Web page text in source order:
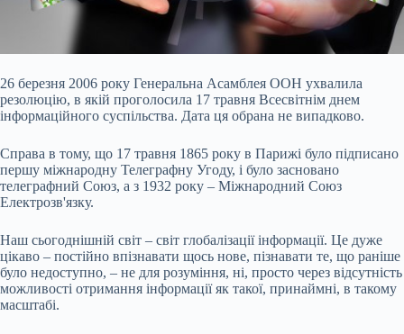
26 березня 2006 року Генеральна Асамблея ООН ухвалила
резолюцію, в якій проголосила 17 травня Всесвітнім днем
інформаційного суспільства. Дата ця обрана не випадково.
Справа в тому, що 17 травня 1865 року в Парижі було підписано
першу міжнародну Телеграфну Угоду, і було засновано
телеграфний Союз, а з 1932 року – Міжнародний Союз
Електрозв'язку.
Наш сьогоднішній світ – світ глобалізації інформації. Це дуже
цікаво – постійно впізнавати щось нове, пізнавати те, що раніше
було недоступно, – не для розуміння, ні, просто через відсутність
можливості отримання інформації як такої, принаймні, в такому
масштабі.